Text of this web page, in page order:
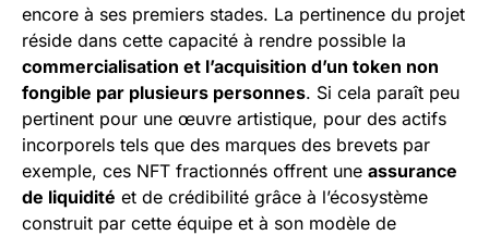
encore à ses premiers stades. La pertinence du projet
réside dans cette capacité à rendre possible la
commercialisation et l’acquisition d’un token non
fongible par plusieurs personnes. Si cela paraît peu
pertinent pour une œuvre artistique, pour des actifs
incorporels tels que des marques des brevets par
exemple, ces NFT fractionnés offrent une assurance
de liquidité et de crédibilité grâce à l’écosystème
construit par cette équipe et à son modèle de